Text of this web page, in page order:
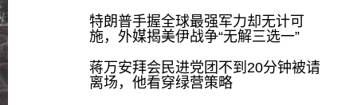
特朗普手握全球最强军力却无计可
施，外媒揭美伊战争“无解三选一”
蒋万安拜会民进党团不到20分钟被请
离场，他看穿绿营策略